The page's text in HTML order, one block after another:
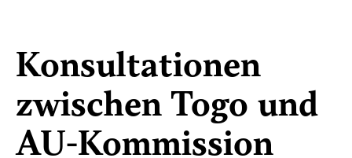
Konsultationen
zwischen Togo und
AU-Kommission